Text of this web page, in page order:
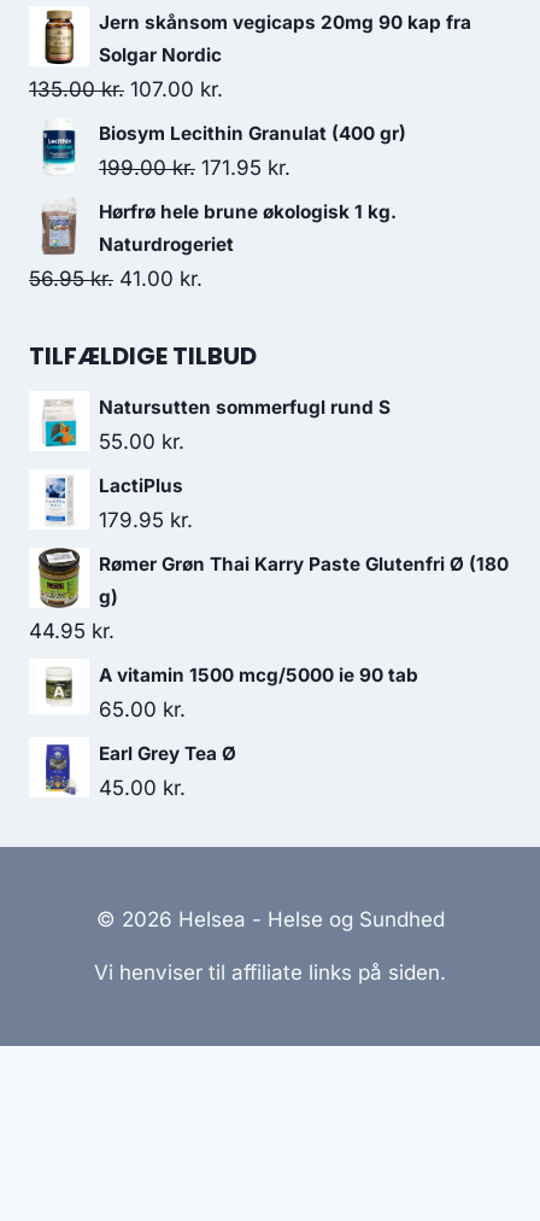
36.00 kr..28.95 kr..
oprindelige
pris
var:
138.00 kr..
aktuelle
130.95 kr..
Jern skånsom vegicaps 20mg 90 kap fra
Solgar Nordic
135.00kr. Den
oprindelige
pris
135.00 kr..
107.00 kr.
aktuelle
pris
107.00 kr..
Biosym Lecithin Granulat (400 gr)
199.00kr. Den
oprindelige
pris
171.95 kr.
aktuelle
Hørfrø hele brune økologisk 1 kg.
Naturdrogeriet
56.95kr. Den
pris
56.95 kr..
41.00 kr.
pris
41.00 kr..
TILFÆLDIGE TILBUD
Natursutten sommerfugl rund S
55.00 kr.
LactiPlus
179.95 kr.
Rømer Grøn Thai Karry Paste Glutenfri Ø (180
g)
44.95 kr.
A vitamin 1500 mcg/5000 ie 90 tab
65.00 kr.
Earl Grey Tea Ø
45.00 kr.
© 2026 Helsea - Helse og Sundhed
Vi henviser til affiliate links på siden.